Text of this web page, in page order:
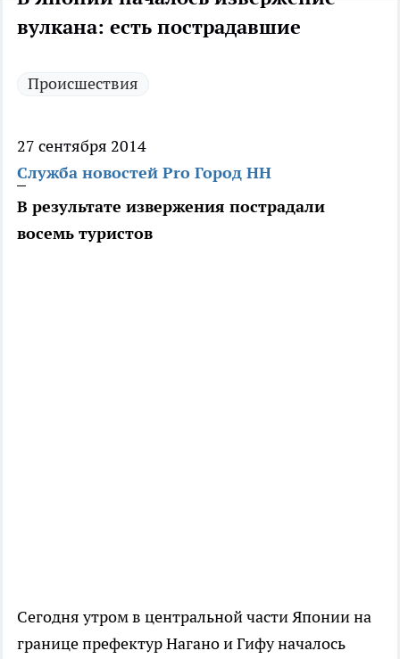
вулкана: есть пострадавшие
Происшествия
27 сентября 2014
Служба новостей Pro Город НН
В результате извержения пострадали
восемь туристов
Сегодня утром в центральной части Японии на
границе префектур Нагано и Гифу началось